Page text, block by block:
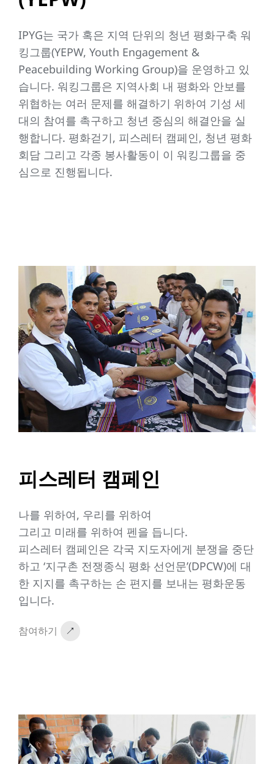
IPYG는 국가 혹은 지역 단위의 청년 평화구축 워
킹그룹(YEPW, Youth Engagement &
Peacebuilding Working Group)을 운영하고 있
습니다. 워킹그룹은 지역사회 내 평화와 안보를
위협하는 여러 문제를 해결하기 위하여 기성 세
대의 참여를 촉구하고 청년 중심의 해결안을 실
행합니다. 평화걷기, 피스레터 캠페인, 청년 평화
회담 그리고 각종 봉사활동이 이 워킹그룹을 중
심으로 진행됩니다.
피스레터 캠페인
나를 위하여, 우리를 위하여
그리고 미래를 위하여 펜을 듭니다.
피스레터 캠페인은 각국 지도자에게 분쟁을 중단
하고 ‘지구촌 전쟁종식 평화 선언문’(DPCW)에 대
한 지지를 촉구하는 손 편지를 보내는 평화운동
입니다.
참여하기